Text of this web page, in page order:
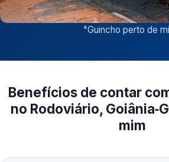
"Guincho perto de
Benefícios de contar
no Rodoviário,
mim